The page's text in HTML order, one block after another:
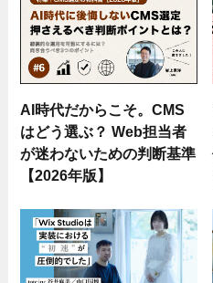
AI時代だからこそ。CMS
はどう選ぶ？ Web担当者
が迷わないための判断基準
【2026年版】